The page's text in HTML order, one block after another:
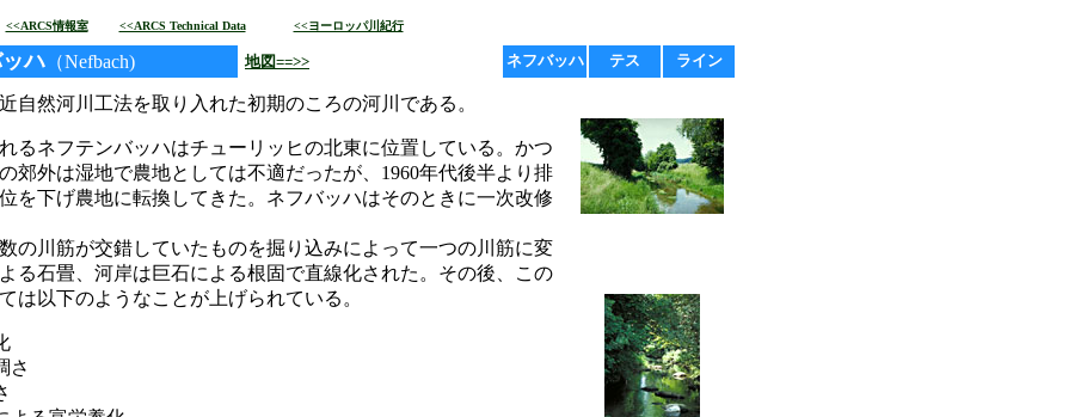
<<ARCS情報室 <<ARCS Technical Data <<ヨーロッパ川紀行
ハ（Nefbach) 地図==>> ネフバッハ テス ライン
自然河川工法を取り入れた初期のころの河川である。
るネフテンバッハはチューリッヒの北東に位置している。かつ
郊外は湿地で農地としては不適だったが、1960年代後半より排
を下げ農地に転換してきた。ネフバッハはそのときに一次改修
の川筋が交錯していたものを掘り込みによって一つの川筋に変
る石畳、河岸は巨石による根固で直線化された。その後、この
は以下のようなことが上げられている。
さ